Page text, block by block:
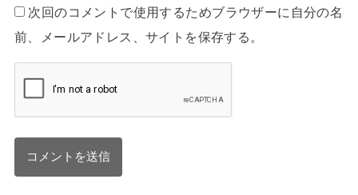
次回のコメントで使用するためブラウザーに自分の名
前、メールアドレス、サイトを保存する。